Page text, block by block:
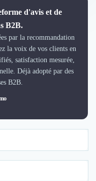
d'avis et de
B2B.
par la recommandation
la voix de vos clients en
satisfaction mesurée,
Déjà adopté par des
B2B.